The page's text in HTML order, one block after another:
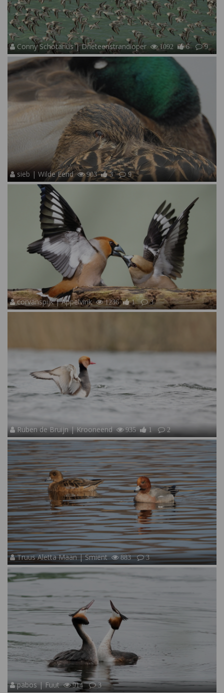
Conny Schotanus | Drieteenstrandloper 1092 6 9
sieb | Wilde Eend 903 3 9
corvanspijk | Appelvink 1236 1 3
Ruben de Bruijn | Krooneend 935 1 2
Truus Aletta Maan | Smient 883 3
pabos | Fuut 914 3